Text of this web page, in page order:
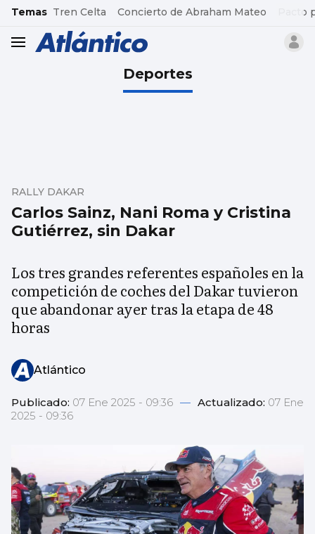
common.go-to-content
Temas Tren Celta Concierto de Abraham Mateo Pacto
header.menu.open
Deportes
Carlos Sainz, Nani Roma y Cristina
Gutiérrez, sin Dakar
RALLY DAKAR
Los tres grandes referentes españoles en la
competición de coches del Dakar tuvieron
que abandonar ayer tras la etapa de 48
horas
Atlántico
Publicado: 07 Ene 2025 - 09:36 — Actualizado: 07 Ene
2025 - 09:36